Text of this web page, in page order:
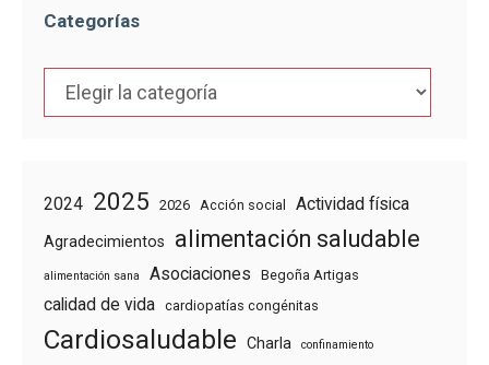
Categorías
Categorías
2024 2025 2026 Acción social Actividad física
Agradecimientos alimentación saludable
alimentación sana Asociaciones Begoña Artigas
calidad de vida cardiopatías congénitas
Cardiosaludable Charla confinamiento